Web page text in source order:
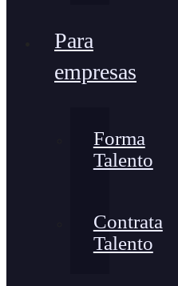
Para
empresas
Forma
Talento
Contrata
Talento